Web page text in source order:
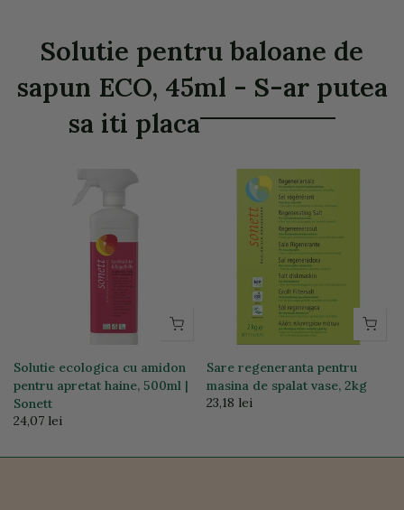
Solutie pentru baloane de
sapun ECO, 45ml - S-ar putea
sa iti placa
Solutie ecologica cu amidon
pentru apretat haine, 500ml |
Sonett
24,07 lei
Sare regeneranta pentru
masina de spalat vase, 2kg
23,18 lei